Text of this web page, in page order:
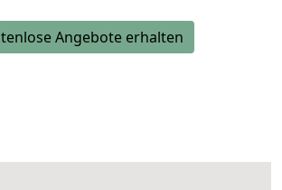
Angebote erhalten